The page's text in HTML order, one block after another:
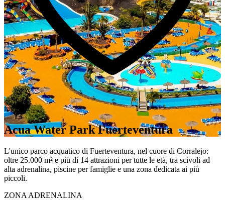
famiglia
Acua Water Park Fuerteventura
L'unico parco acquatico di Fuerteventura, nel cuore di Corralejo:
oltre 25.000 m² e più di 14 attrazioni per tutte le età, tra scivoli ad
alta adrenalina, piscine per famiglie e una zona dedicata ai più
piccoli.
ZONA ADRENALINA